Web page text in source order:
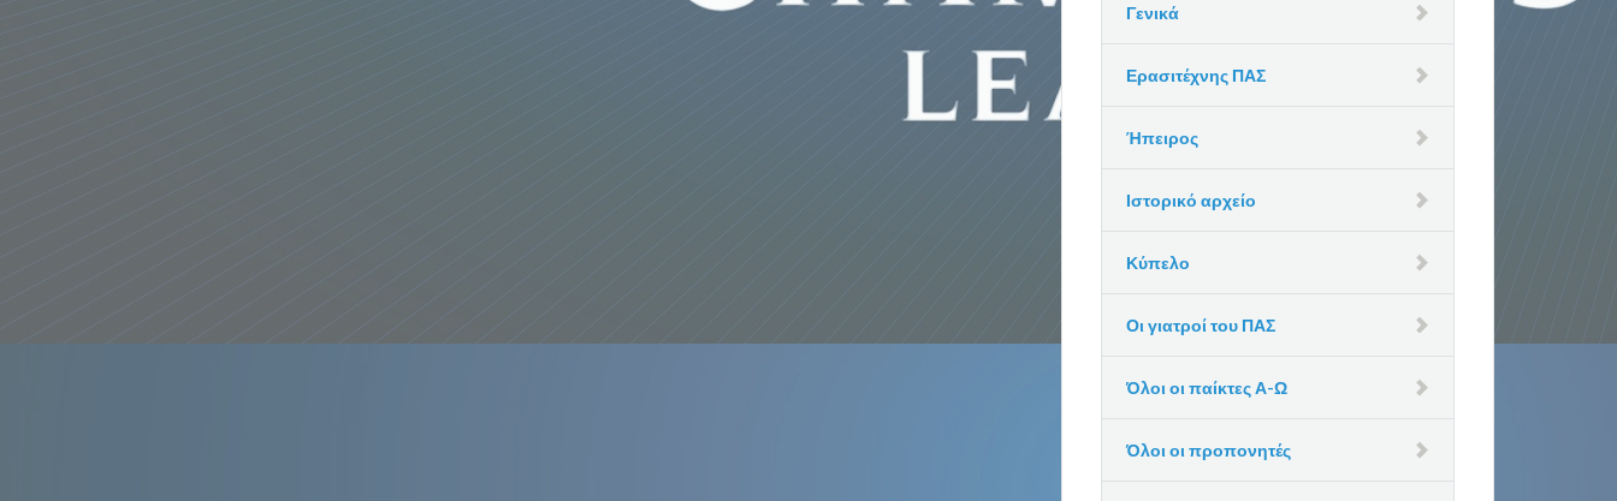
Γενικά
Ερασιτέχνης ΠΑΣ
Ήπειρος
Ιστορικό αρχείο
Κύπελο
Οι γιατροί του ΠΑΣ
Όλοι οι παίκτες Α-Ω
Όλοι οι προπονητές